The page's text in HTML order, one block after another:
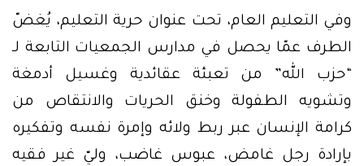
وفي التعليم العام، تحت عنوان حرية التعليم، يُغضّ
الطرف عمّا يحصل في مدارس الجمعيات التابعة لـ
“حزب الله” من تعبئة عقائدية وغسيل أدمغة
وتشويه الطفولة وخنق الحريات والانتقاص من
كرامة الإنسان عبر ربط ولائه وإمرة نفسه وتفكيره
بإرادة رجل غامض، عبوس غاضب، وليّ غير فقيه